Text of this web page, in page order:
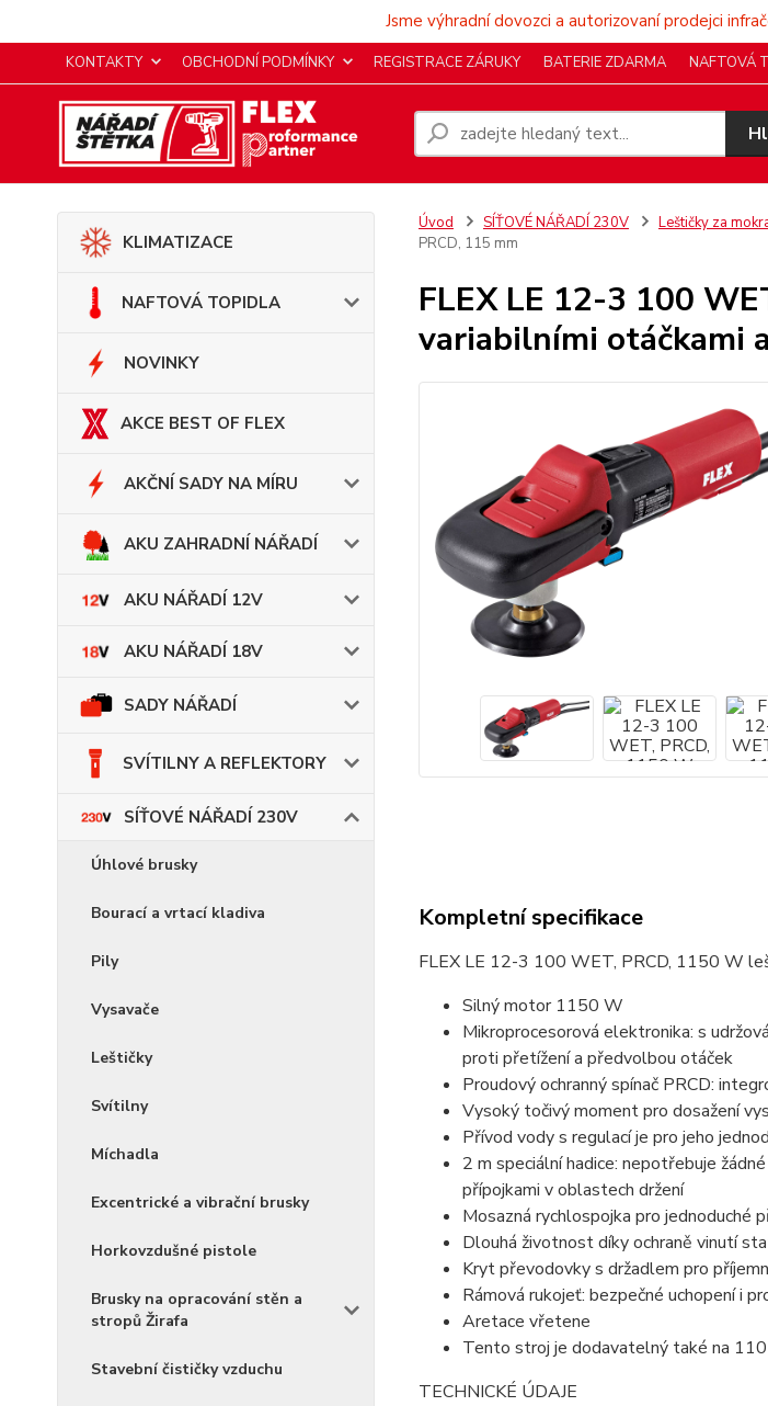
Jsme výhradní dovozci a autorizovaní prodejci
KONTAKTY OBCHODNÍ PODMÍNKY REGISTRACE ZÁRUKY BATERIE ZDARMA NAFTOVÁ
KLIMATIZACE
NAFTOVÁ TOPIDLA
NOVINKY
AKCE BEST OF FLEX
AKČNÍ SADY NA MÍRU
AKU ZAHRADNÍ NÁŘADÍ
AKU NÁŘADÍ 12V
AKU NÁŘADÍ 18V
SADY NÁŘADÍ
SVÍTILNY A REFLEKTORY
SÍŤOVÉ NÁŘADÍ 230V
Úhlové brusky
Bourací a vrtací kladiva
Pily
Vysavače
Leštičky
Svítilny
Míchadla
Excentrické a vibrační brusky
Horkovzdušné pistole
Brusky na opracování stěn a
stropů Žirafa
Stavební čističky vzduchu
Úvod SÍŤOVÉ NÁŘADÍ 230V Leštičky za
PRCD, 115 mm
FLEX LE 12-3 100
variabilními otáčkami
Kompletní specifikace
FLEX LE 12-3 100 WET, PRCD, 1150 W
Silný motor 1150 W
Mikroprocesorová elektronika: s
proti přetížení a předvolbou otáček
Proudový ochranný spínač PRCD:
Vysoký točivý moment pro dosažení
Přívod vody s regulací je pro jeho
2 m speciální hadice: nepotřebuje
přípojkami v oblastech držení
Mosazná rychlospojka pro jednoduché
Dlouhá životnost díky ochraně vinutí
Kryt převodovky s držadlem pro
Rámová rukojeť: bezpečné uchopení i
Aretace vřetene
Tento stroj je dodavatelný také na
TECHNICKÉ ÚDAJE